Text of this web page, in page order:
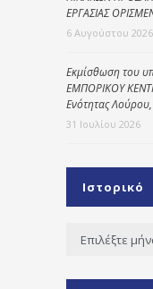
ΕΡΓΑΣΙΑΣ
6 Αυγούστου 2026
Εκμίσθωση του
ΕΜΠΟΡΙΚΟΥ
Ενότητας
31 Ιουλίου 2026
Ιστορικό
Ιστορικό